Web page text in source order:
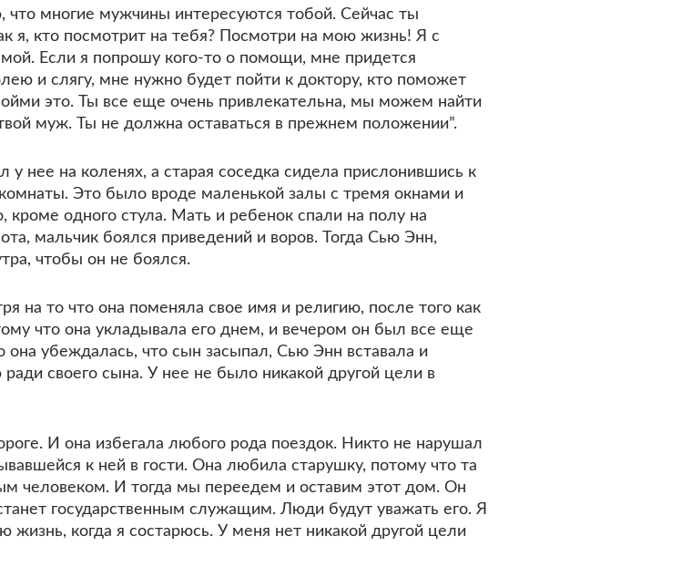
многие мужчины интересуются тобой. Сейчас ты
я, кто посмотрит на тебя? Посмотри на мою жизнь! Я с
Если я попрошу кого-то о помощи, мне придется
и слягу, мне нужно будет пойти к доктору, кто поможет
это. Ты все еще очень привлекательна, мы можем найти
муж. Ты не должна оставаться в прежнем положении”.
нее на коленях, а старая соседка сидела прислонившись к
Это было вроде маленькой залы с тремя окнами и
одного стула. Мать и ребенок спали на полу на
мальчик боялся приведений и воров. Тогда Сью Энн,
чтобы он не боялся.
на то что она поменяла свое имя и религию, после того как
что она укладывала его днем, и вечером он был все еще
она убеждалась, что сын засыпал, Сью Энн вставала и
своего сына. У нее не было никакой другой цели в
И она избегала любого рода поездок. Никто не нарушал
к ней в гости. Она любила старушку, потому что та
человеком. И тогда мы переедем и оставим этот дом. Он
государственным служащим. Люди будут уважать его. Я
когда я состарюсь. У меня нет никакой другой цели